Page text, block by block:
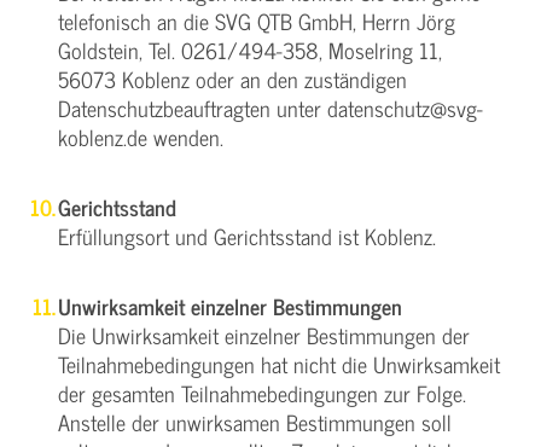
telefonisch an die SVG QTB GmbH, Herrn Jörg
Goldstein, Tel. 0261/494-358, Moselring 11,
56073 Koblenz oder an den zuständigen
Datenschutzbeauftragten unter datenschutz@svg-
koblenz.de wenden.
Gerichtsstand
Erfüllungsort und Gerichtsstand ist Koblenz.
Unwirksamkeit einzelner Bestimmungen
Die Unwirksamkeit einzelner Bestimmungen der
Teilnahmebedingungen hat nicht die Unwirksamkeit
der gesamten Teilnahmebedingungen zur Folge.
Anstelle der unwirksamen Bestimmungen soll